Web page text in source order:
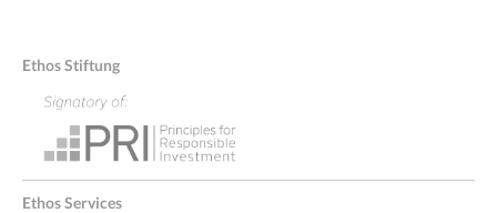
Ethos Stiftung
Ethos Services